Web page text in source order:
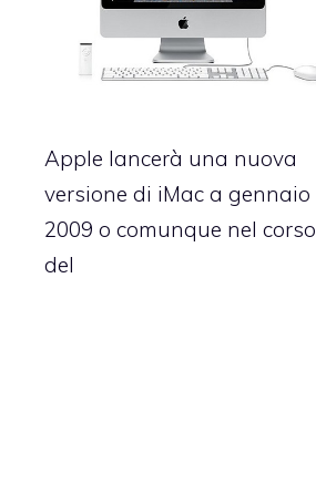
Apple lancerà una nuova
versione di iMac a gennaio
2009 o comunque nel corso
del